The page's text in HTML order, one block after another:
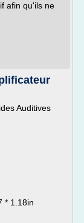
afin qu'ils ne
Auditives
* 1.18in